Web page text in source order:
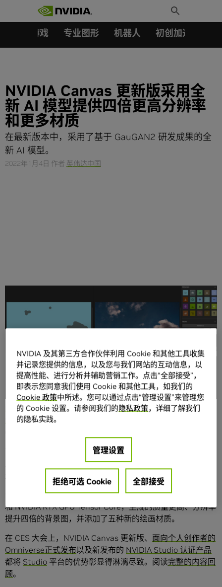
Toggle
Search
游戏 专业图形 机器人 初创加速会员成
NVIDIA Canvas 更新版采用全
新 AI 模型提供四倍更高分辨率
和更多材质
在最新版本中，采用了基于 GauGAN2 研发成果的全
新 AI 模型。
2022年1月4日 作者 英伟达中国
随着艺术的发展和设计师创作能力的提升，创作工具也随之
发展。
NVIDIA Canvas是一款免费的测试版应用，也是NVIDIA
Studio全套创意应用和工具
艺术家可以使用先进的 AI 技术将简单的笔触快速变成逼真的
风景图，加快概念图创作探索并腾出更多时间进行创意表
今天发布的 NVIDIA Canvas 更新版采用了GauGAN2
和 NVIDIA RTX GPU Tensor Core，生成的质量更高、分辨率
提升四倍的背景图，并添加了五种新的绘画材质。
在 CES 大会上，NVIDIA Canvas 更新版、 面向个人创作者的
Omniverse正式发布以及新发布的 NVIDIA Studio 认证产品
都将 Studio 平台的优势彰显得淋漓尽致。阅读完整的内容回
顾。
NVIDIA 及其第三方合作伙伴利用 Cookie 和其他工具收集
并记录您提供的信息，以及您与我们网站的互动信息，以
提高性能、进行分析并辅助营销工作。点击“全部接受”，
即表示您同意我们使用 Cookie 和其他工具，如我们的
Cookie 政策中所述。您可以通过点击“管理设置”来管理您
的 Cookie 设置。请参阅我们的隐私政策，详细了解我们
的隐私实践。
管理设置
拒绝可选 Cookie 全部接受